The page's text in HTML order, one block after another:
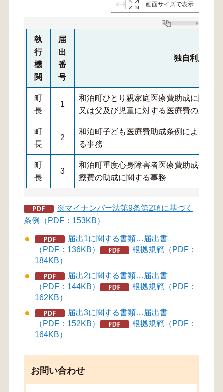
画面サイズで表示
執
行
機
関
届
出
番
号
独自利用事
町
長
1
和泊町ひとり親家庭医療費助成に関す
又は父及び児童に対する医療費の助成
町
長
2
和泊町子ども医療費助成条例による子
る事務
町
長
3
和泊町重度心身障害者医療費助成条例
療費の助成に関する事務
※マイナンバー法第9条第2項に基づく
条例（PDF：153KB）
届出1に関する書類…届出書
（PDF：136KB）
根拠規範（PDF：
184KB）
届出2に関する書類…届出書
（PDF：144KB）
根拠規範（PDF：
162KB）
届出3に関する書類…届出書
（PDF：152KB）
根拠規範（PDF：
164KB）
お問い合わせ